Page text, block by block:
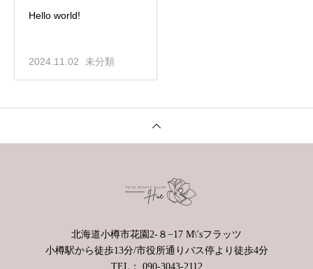
Hello world!
2024.11.02 未分類
北海道小樽市花園2-８−17 M\'sフラッツ
小樽駅から徒歩13分/市役所通りバス停より徒歩4分
TEL： 090-3043-2112